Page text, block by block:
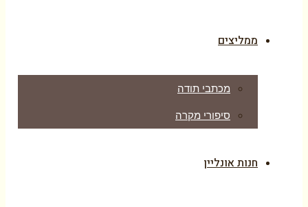
ממליצים
מכתבי תודה
סיפורי מקרה
חנות אונליין